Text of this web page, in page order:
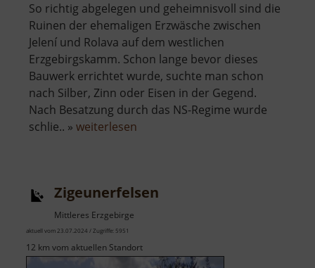
So richtig abgelegen und geheimnisvoll sind die
Ruinen der ehemaligen Erzwäsche zwischen
Jelení und Rolava auf dem westlichen
Erzgebirgskamm. Schon lange bevor dieses
Bauwerk errichtet wurde, suchte man schon
nach Silber, Zinn oder Eisen in der Gegend.
Nach Besatzung durch das NS-Regime wurde
schlie.. » weiterlesen
Zigeunerfelsen
Mittleres Erzgebirge
aktuell vom 23.07.2024 / Zugriffe: 5951
12 km vom aktuellen Standort